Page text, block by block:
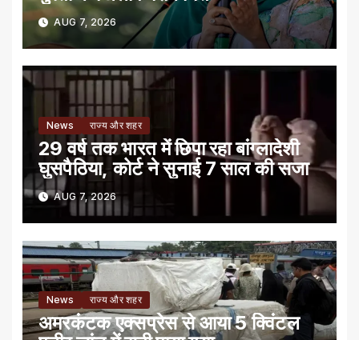
AUG 7, 2026
News राज्य और शहर
29 वर्ष तक भारत में छिपा रहा बांग्लादेशी
घुसपैठिया, कोर्ट ने सुनाई 7 साल की सजा
AUG 7, 2026
News राज्य और शहर
अमरकंटक एक्सप्रेस से आया 5 क्विंटल